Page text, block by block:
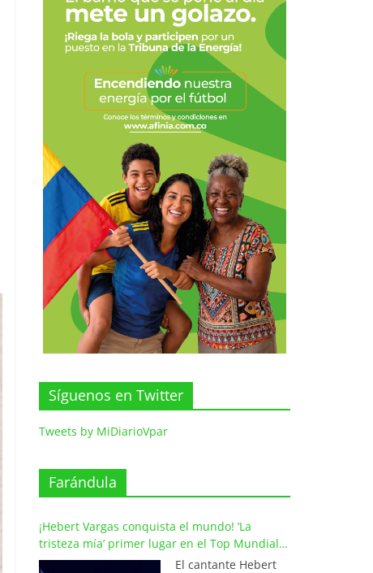
Síguenos en Twitter
Tweets by MiDiarioVpar
Farándula
¡Hebert Vargas conquista el mundo! ‘La
tristeza mía’ primer lugar en el Top Mundial
del Vallenato
El cantante Hebert